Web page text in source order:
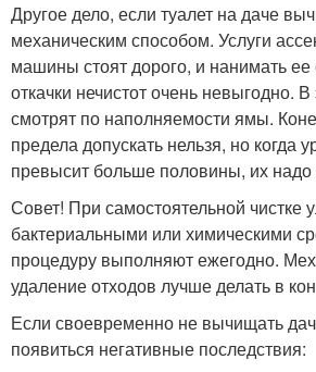
Другое дело, если туалет на даче
механическим способом. Услуги
машины стоят дорого, и нанимать
откачки нечистот очень невыгодно.
смотрят по наполняемости ямы.
предела допускать нельзя, но когда
превысит больше половины, их надо
Совет! При самостоятельной чистке
бактериальными или химическими
процедуру выполняют ежегодно.
удаление отходов лучше делать в
Если своевременно не вычищать
появиться негативные последствия: